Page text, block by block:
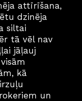
attīrīšana,
dzinēja
siltai
tā vēl nav
jāļauj
kā
un